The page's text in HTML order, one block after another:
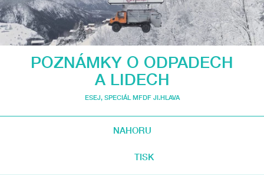
POZNÁMKY O ODPADECH
A LIDECH
ESEJ, SPECIÁL MFDF JI.HLAVA
NAHORU
TISK